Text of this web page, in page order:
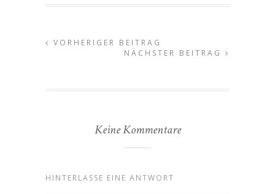
VORHERIGER BEITRAG
NÄCHSTER BEITRAG
Keine Kommentare
HINTERLASSE EINE ANTWORT